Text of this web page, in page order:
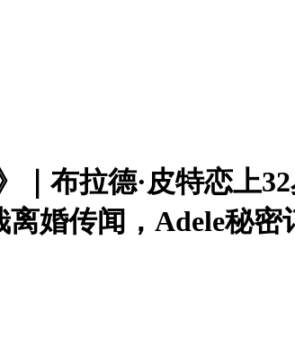
｜布拉德·皮特恋上
婚传闻，Adele秘密